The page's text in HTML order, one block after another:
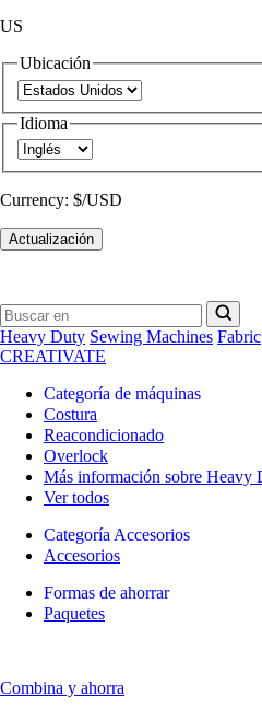
US
Ubicación
Idioma
Currency: $/USD
Actualización
Heavy Duty Sewing Machines Fabric
CREATIVATE
Categoría de máquinas
Costura
Reacondicionado
Overlock
Más información sobre Heavy
Ver todos
Categoría Accesorios
Accesorios
Formas de ahorrar
Paquetes
Combina y ahorra